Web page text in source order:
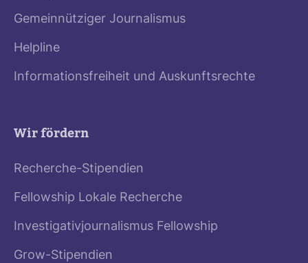
Gemeinnütziger Journalismus
Helpline
Informationsfreiheit und Auskunftsrechte
Wir fördern
Recherche-Stipendien
Fellowship Lokale Recherche
Investigativjournalismus Fellowship
Grow-Stipendien